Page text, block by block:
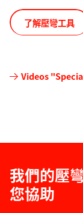
了解壓彎工具
Videos
我們的壓
您協助